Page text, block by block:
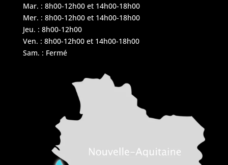
Mar. : 8h00-12h00 et 14h00-18h00
Mer. : 8h00-12h00 et 14h00-18h00
Jeu. : 8h00-12h00
Ven. : 8h00-12h00 et 14h00-18h00
Sam. : Fermé